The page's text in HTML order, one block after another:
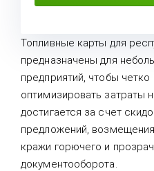
Топливные карты для
предназначены для
предприятий, чтобы четко
оптимизировать затраты
достигается за счет
предложений,
кражи горючего и
документооборота.